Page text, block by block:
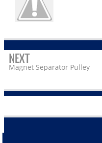
NEXT
Magnet Separator Pulley